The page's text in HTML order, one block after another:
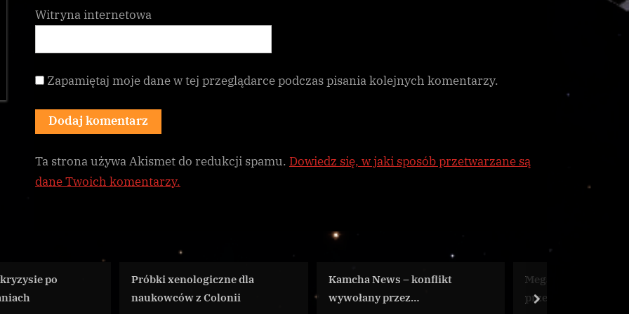
Witryna internetowa
Zapamiętaj moje dane w tej przeglądarce podczas pisania kolejnych komentarzy.
Ta strona używa Akismet do redukcji spamu. Dowiedz się, w jaki sposób przetwarzane są
dane Twoich komentarzy.
Próbki xenologiczne dla
naukowców z Colonii
Kamcha News – konflikt
wywołany przez
Megaship Kingfisher
next